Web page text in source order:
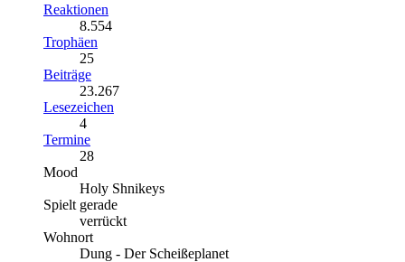
Reaktionen
8.554
Trophäen
25
Beiträge
23.267
Lesezeichen
4
Termine
28
Mood
Holy Shnikeys
Spielt gerade
verrückt
Wohnort
Dung - Der Scheißeplanet